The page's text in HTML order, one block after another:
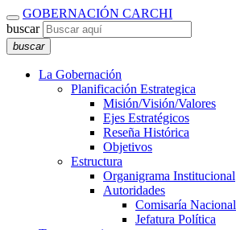
GOBERNACIÓN CARCHI
buscar
buscar
La Gobernación
Planificación Estrategica
Misión/Visión/Valores
Ejes Estratégicos
Reseña Histórica
Objetivos
Estructura
Organigrama Institucional
Autoridades
Comisaría Nacional
Jefatura Política